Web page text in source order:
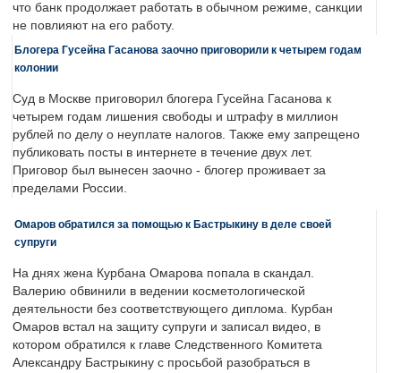
что банк продолжает работать в обычном режиме, санкции
не повлияют на его работу.
Блогера Гусейна Гасанова заочно приговорили к четырем годам
колонии
Суд в Москве приговорил блогера Гусейна Гасанова к
четырем годам лишения свободы и штрафу в миллион
рублей по делу о неуплате налогов. Также ему запрещено
публиковать посты в интернете в течение двух лет.
Приговор был вынесен заочно - блогер проживает за
пределами России.
Омаров обратился за помощью к Бастрыкину в деле своей
супруги
На днях жена Курбана Омарова попала в скандал.
Валерию обвинили в ведении косметологической
деятельности без соответствующего диплома. Курбан
Омаров встал на защиту супруги и записал видео, в
котором обратился к главе Следственного Комитета
Александру Бастрыкину с просьбой разобраться в